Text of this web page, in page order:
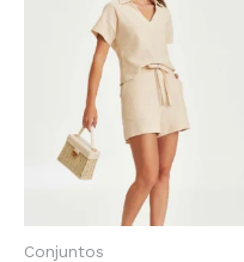
Conjuntos